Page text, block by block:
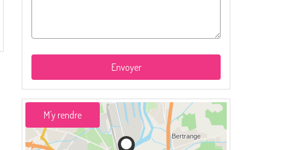
Envoyer
M'y rendre